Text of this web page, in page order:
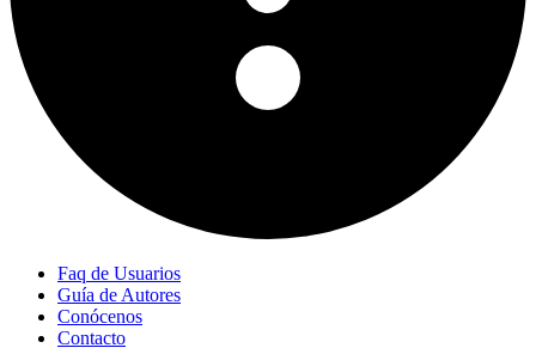
Faq de Usuarios
Guía de Autores
Conócenos
Contacto